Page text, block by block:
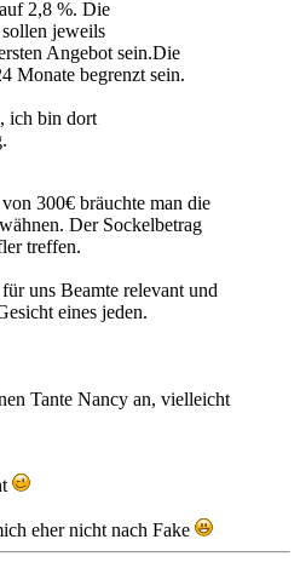
2,8 %. Die
jeweils
Angebot sein.Die
Monate begrenzt sein.
ich bin dort
300€ bräuchte man die
Der Sockelbetrag
treffen.
uns Beamte relevant und
eines jeden.
Tante Nancy an, vielleicht
eher nicht nach Fake